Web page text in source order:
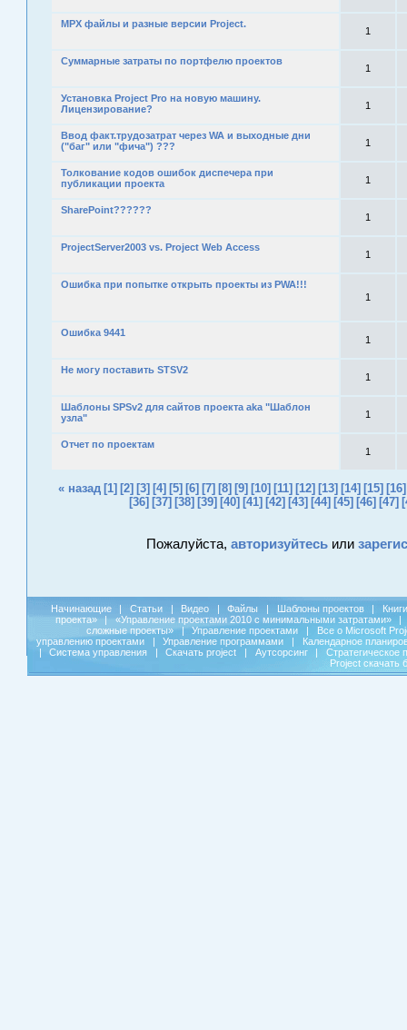
MPX файлы и разные версии Project.
1
Суммарные затраты по портфелю проектов
1
Установка Project Pro на новую машину.
Лицензирование?
1
Ввод факт.трудозатрат через WA и выходные дни
("баг" или "фича") ???
1
Толкование кодов ошибок диспечера при
публикации проекта
1
SharePoint??????
1
ProjectServer2003 vs. Project Web Access
1
Ошибка при попытке открыть проекты из PWA!!!
1
Ошибка 9441
1
Не могу поставить STSV2
1
Шаблоны SPSv2 для сайтов проекта aka "Шаблон
узла"
1
Отчет по проектам
1
« назад [1] [2] [3] [4] [5] [6] [7] [8] [9] [10] [11] [12] [13] [14] [15] [16]
[36] [37] [38] [39] [40] [41] [42] [43] [44] [45] [46] [47]
Пожалуйста, авторизуйтесьили
Начинающие | Статьи | Видео | Файлы | Шаблоны проектов |
Книги
проекта»
| «Управление проектами 2010 с минимальными затратами»
|
сложные проекты»
| Управление проектами |
Все о Microsoft
управлению проектами
| Управление программами |
Календарное
|
Система управления | Скачать project | Аутсорсинг |
Стратегическое
Project скачать